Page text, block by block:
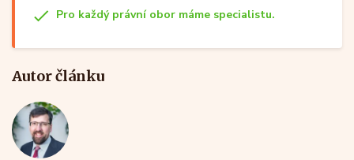
Pro každý právní obor máme specialistu.
Autor článku